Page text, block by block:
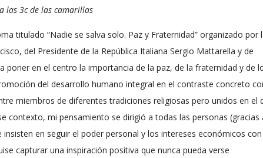
las 3c de las camarillas
titulado “Nadie se salva solo. Paz y Fraternidad” organizado por
del Presidente de la República Italiana Sergio Mattarella y de
en el centro la importancia de la paz, de la fraternidad y de
del desarrollo humano integral en el contraste concreto
miembros de diferentes tradiciones religiosas pero unidos en el
contexto, mi pensamiento se dirigió a todas las personas (gracias
en seguir el poder personal y los intereses económicos
capturar una inspiración positiva que nunca pueda verse